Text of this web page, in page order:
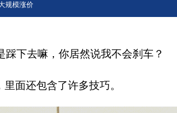
规模涨价
下去嘛，你居然说我不会刹车？
面还包含了许多技巧。